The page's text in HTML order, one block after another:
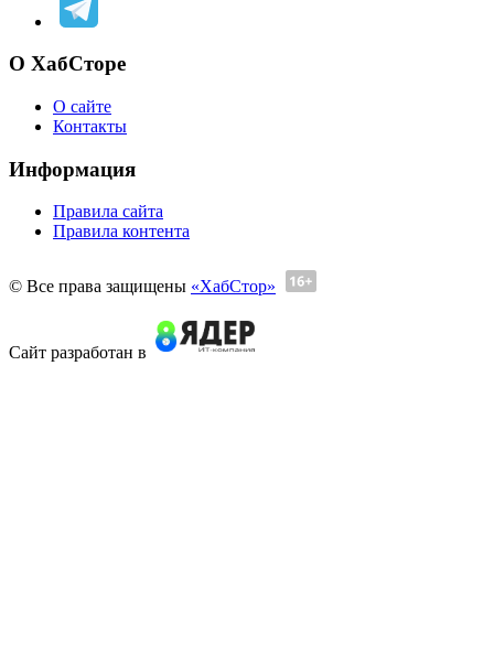
О ХабСторе
О сайте
Контакты
Информация
Правила сайта
Правила контента
© Все права защищены «ХабСтор»
Сайт разработан в